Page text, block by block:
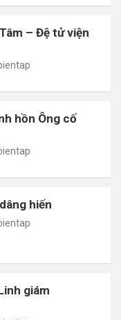
– Đệ tử viện
hồn Ông cố
hiến
giám